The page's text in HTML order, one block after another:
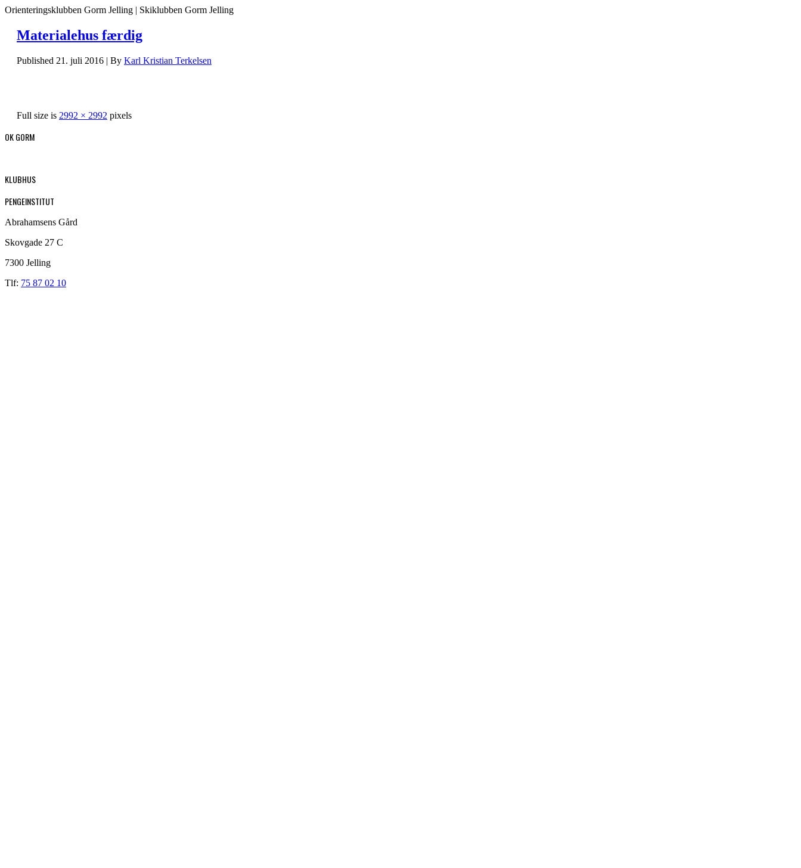
Orienteringsklubben Gorm Jelling | Skiklubben Gorm Jelling
Materialehus færdig
Published 21. juli 2016 | By Karl Kristian Terkelsen
Full size is 2992 × 2992 pixels
OK GORM
KLUBHUS
PENGEINSTITUT
Abrahamsens Gård
Skovgade 27 C
7300 Jelling
Tlf: 75 87 02 10